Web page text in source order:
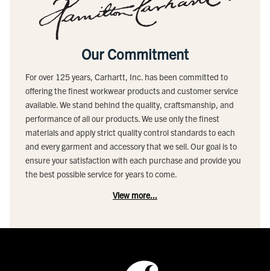
Our Commitment
For over 125 years, Carhartt, Inc. has been committed to
offering the finest workwear products and customer service
available. We stand behind the quality, craftsmanship, and
performance of all our products. We use only the finest
materials and apply strict quality control standards to each
and every garment and accessory that we sell. Our goal is to
ensure your satisfaction with each purchase and provide you
the best possible service for years to come.
View more...